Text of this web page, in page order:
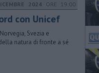
2024 ORE 19:00
con Unicef
Svezia e
natura di fronte a sé